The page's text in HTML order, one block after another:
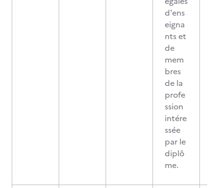
d'ens
eigna
nts et
de
mem
bres
de la
profe
ssion
intére
ssée
par le
diplô
me.